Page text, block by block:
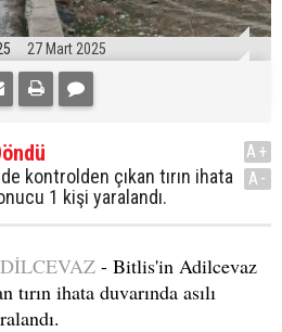
27 Mart 2025
kontrolden çıkan tırın ihata
1 kişi yaralandı.
A+
A-
- Bitlis'in Adilcevaz
ihata duvarında asılı